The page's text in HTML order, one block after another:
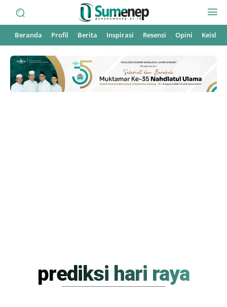
Beranda Profil Berita Inspirasi Resensi Opini
prediksi hari raya